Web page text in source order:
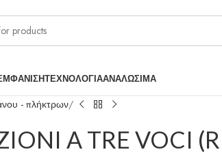
ΤΕΧΝΟΛΟΓΙΑΑΝΑΛΩΣΙΜΑ
- πλήκτρων
A TRE VOCI